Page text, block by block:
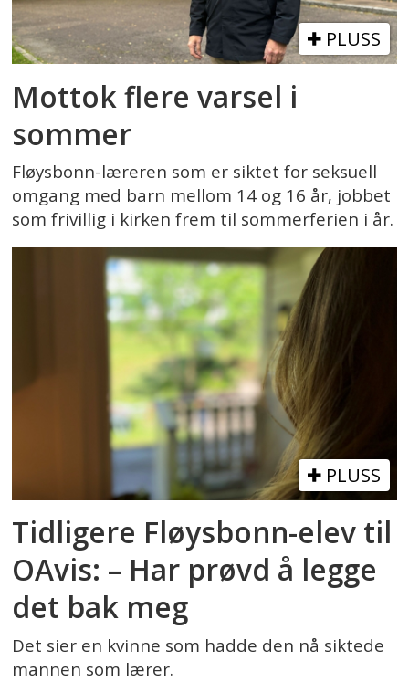
PLUSS
Mottok flere varsel i
sommer
Fløysbonn-læreren som er siktet for seksuell
omgang med barn mellom 14 og 16 år, jobbet
som frivillig i kirken frem til sommerferien i år.
PLUSS
Tidligere Fløysbonn-elev til
OAvis: – Har prøvd å legge
det bak meg
Det sier en kvinne som hadde den nå siktede
mannen som lærer.